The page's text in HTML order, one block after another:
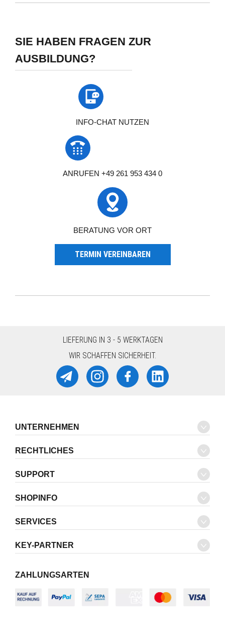
SIE HABEN FRAGEN ZUR
AUSBILDUNG?
INFO-CHAT NUTZEN
ANRUFEN +49 261 953 434 0
BERATUNG VOR ORT
TERMIN VEREINBAREN
LIEFERUNG IN 3 - 5 WERKTAGEN
WIR SCHAFFEN SICHERHEIT.
UNTERNEHMEN
RECHTLICHES
SUPPORT
SHOPINFO
SERVICES
KEY-PARTNER
ZAHLUNGSARTEN